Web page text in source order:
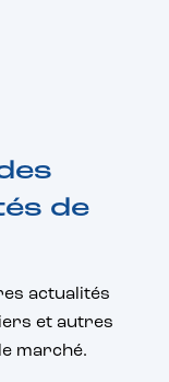
de
actualités
et autres
marché.